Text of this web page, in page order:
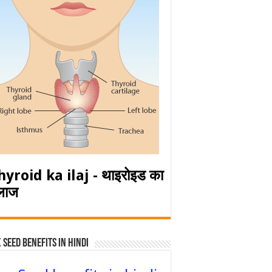
ka ilaj - थाइरोइड का
Seed Benefits in hindi